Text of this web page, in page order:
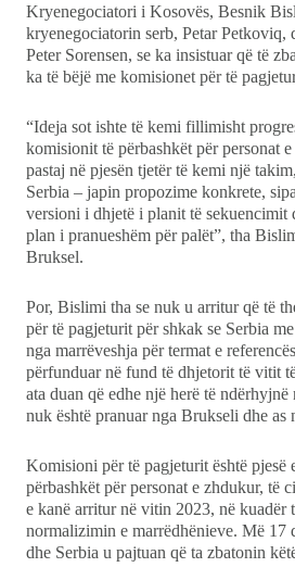
DuVideo
Kryenegociatori i Kosovës, Besnik
kryenegociatorin serb, Petar Petkoviq,
Peter Sorensen, se ka insistuar që të
ka të bëjë me komisionet për të
“Ideja sot ishte të kemi fillimisht
komisionit të përbashkët për personat
pastaj në pjesën tjetër të kemi një
Serbia – japin propozime konkrete,
versioni i dhjetë i planit të sekuencimit
plan i pranueshëm për palët”, tha
Bruksel.
Por, Bislimi tha se nuk u arritur që të
për të pagjeturit për shkak se Serbia
nga marrëveshja për termat e
përfunduar në fund të dhjetorit të vitit
ata duan që edhe një herë të
nuk është pranuar nga Brukseli dhe as
Komisioni për të pagjeturit është pjesë
përbashkët për personat e zhdukur, të
e kanë arritur në vitin 2023, në kuadër
normalizimin e marrëdhënieve. Më 17
dhe Serbia u pajtuan që ta zbatonin